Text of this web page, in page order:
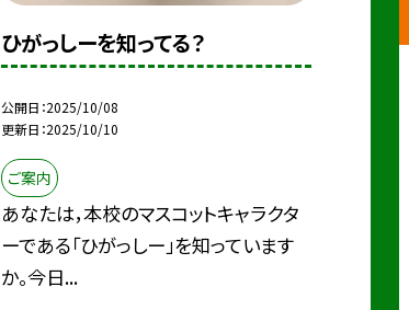
ひがっしーを知ってる？
公開日 2025/10/08
更新日 2025/10/10
ご案内
あなたは，本校のマスコットキャラクタ
ーである「ひがっしー」を知っています
か。今日...